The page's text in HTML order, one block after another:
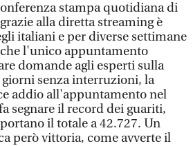
stampa quotidiana di
alla diretta streaming è
italiani e per diverse settimane
l'unico appuntamento
domande agli esperti sulla
senza interruzioni, la
addio all'appuntamento nel
segnare il record dei guariti,
il totale a 42.727. Un
però vittoria, come avverte il